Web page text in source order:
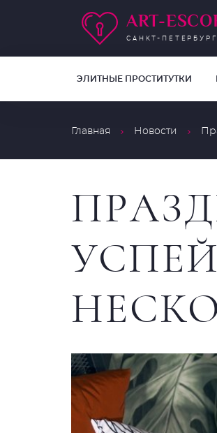
ART-
САНКТ-ПЕТЕРБУРГ
ЭЛИТНЫЕ ПРОСТИТУТКИ
Главная Новости